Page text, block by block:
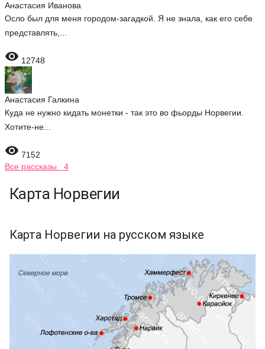
Анастасия Иванова
Осло был для меня городом-загадкой. Я не знала, как его себе
представлять,...
 12748
Анастасия Галкина
Куда не нужно кидать монетки - так это во фьорды Норвегии.
Хотите-не...
 7152
Все рассказы 4
Карта Норвегии
Карта Норвегии на русском языке